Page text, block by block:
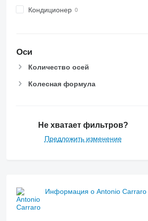
6520
6630
6800
6910
7215 R
7230 R
Кондиционер
Оси
Количество осей
Колесная формула
Не хватает фильтров?
Предложить изменение
Информация о Antonio Carraro